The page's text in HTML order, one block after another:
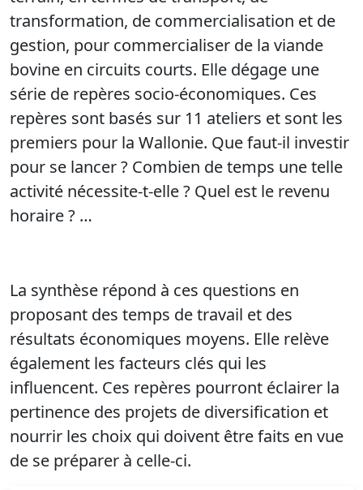
transformation, de commercialisation et de
gestion, pour commercialiser de la viande
bovine en circuits courts. Elle dégage une
série de repères socio-économiques. Ces
repères sont basés sur 11 ateliers et sont les
premiers pour la Wallonie. Que faut-il investir
pour se lancer ? Combien de temps une telle
activité nécessite-t-elle ? Quel est le revenu
horaire ? …
La synthèse répond à ces questions en
proposant des temps de travail et des
résultats économiques moyens. Elle relève
également les facteurs clés qui les
influencent. Ces repères pourront éclairer la
pertinence des projets de diversification et
nourrir les choix qui doivent être faits en vue
de se préparer à celle-ci.